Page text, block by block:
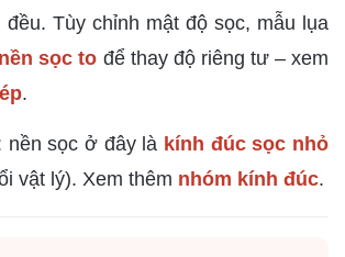
Tùy chỉnh mật độ sọc, mẫu lụa
nền sọc to để thay độ riêng tư – xem
.
nền sọc ở đây là kính đúc sọc nhỏ
vật lý). Xem thêm nhóm kính đúc.